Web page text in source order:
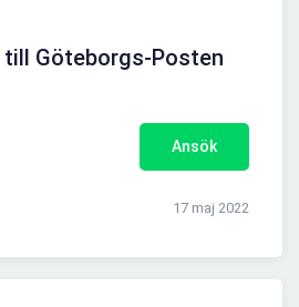
Göteborgs-Posten
Ansök
17 maj 2022